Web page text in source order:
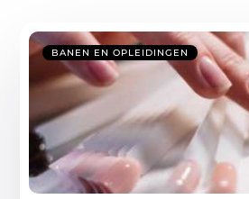
BANEN EN OPLEIDINGEN